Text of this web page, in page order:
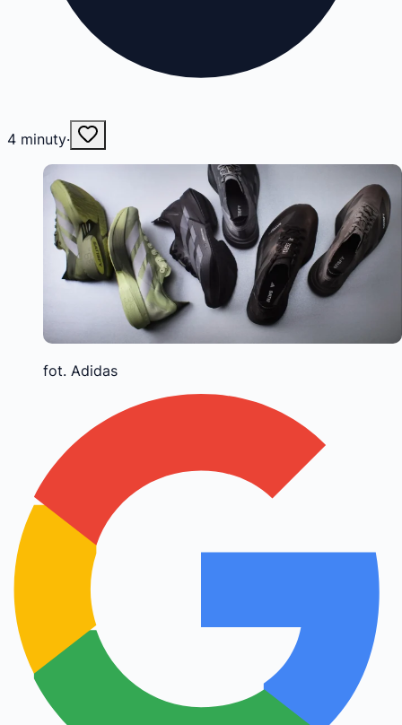
4 minuty·
fot. Adidas